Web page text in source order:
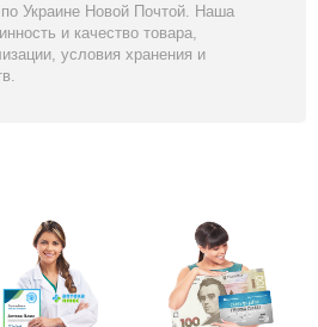
по Украине Новой Почтой. Наша
и качество товара,
условия хранения и